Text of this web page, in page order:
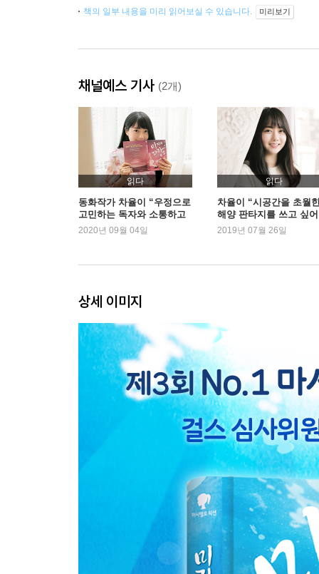
책의 일부 내용을 미리 읽어보실 수 있습니다. 미리보기
채널예스 기사 (2개)
읽다
동화작가 차율이 “우정으로
고민하는 독자와 소통하고
싶어요”
2020년 09월 04일
읽다
차율이 “시공간을 초월
해양 판타지를 쓰고 싶어
요”
2019년 07월 26일
상세 이미지